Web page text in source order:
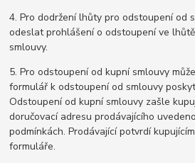
4. Pro dodržení lhůty pro odstoupení od
odeslat prohlášení o odstoupení ve
smlouvy.
5. Pro odstoupení od kupní smlouvy
formulář k odstoupení od smlouvy
Odstoupení od kupní smlouvy zašle
doručovací adresu prodávajícího
podmínkách. Prodávající potvrdí
formuláře.